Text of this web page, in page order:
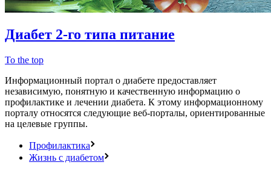
Диабет 2-го типа питание
To the top
Информационный портал о диабете предоставляет
независимую, понятную и качественную информацию о
профилактике и лечении диабета. К этому информационному
порталу относятся следующие веб-порталы, ориентированные
на целевые группы.
Профилактика
Жизнь с диабетом